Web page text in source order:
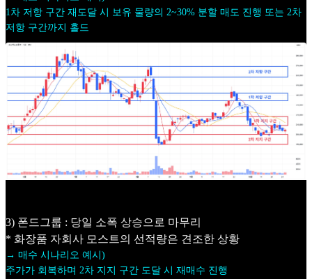
1차 저항 구간 재도달 시 보유 물량의 2~30% 분할 매도 진행 또는 2차
저항 구간까지 홀드
3) 폰드그룹 : 당일 소폭 상승으로 마무리
* 화장품 자회사 모스트의 선적량은 견조한 상황
→ 매수 시나리오 예시)
주가가 회복하며 2차 지지 구간 도달 시 재매수 진행